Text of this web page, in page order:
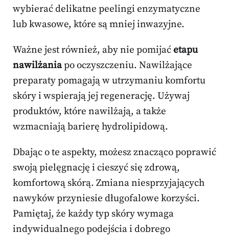
wybierać delikatne peelingi enzymatyczne
lub kwasowe, które są mniej inwazyjne.
Ważne jest również, aby nie pomijaćetapu
nawilżaniapo oczyszczeniu. Nawilżające
preparaty pomagają w utrzymaniu komfortu
skóry i wspierają jej regenerację. Używaj
produktów, które nawilżają, a także
wzmacniają barierę hydrolipidową.
Dbając o te aspekty, możesz znacząco poprawić
swoją pielęgnację i cieszyć się zdrową,
komfortową skórą. Zmiana niesprzyjających
nawyków przyniesie długofalowe korzyści.
Pamiętaj, że każdy typ skóry wymaga
indywidualnego podejścia i dobrego